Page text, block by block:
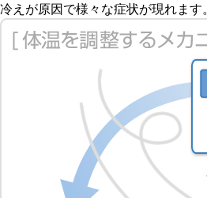
冷えが原因で様々な症状が現れま